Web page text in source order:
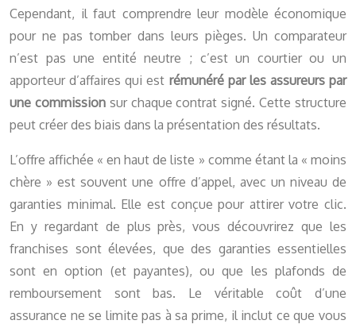
Cependant, il faut comprendre leur modèle économique
pour ne pas tomber dans leurs pièges. Un comparateur
n’est pas une entité neutre ; c’est un courtier ou un
apporteur d’affaires qui est rémunéré par les assureurs par
une commissionsur chaque contrat signé. Cette structure
peut créer des biais dans la présentation des résultats.
L’offre affichée « en haut de liste » comme étant la « moins
chère » est souvent une offre d’appel, avec un niveau de
garanties minimal. Elle est conçue pour attirer votre clic.
En y regardant de plus près, vous découvrirez que les
franchises sont élevées, que des garanties essentielles
sont en option (et payantes), ou que les plafonds de
remboursement sont bas. Le véritable coût d’une
assurance ne se limite pas à sa prime, il inclut ce que vous